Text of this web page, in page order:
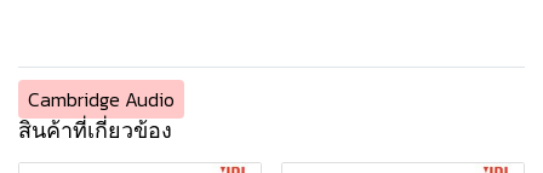
Cambridge Audio
สินค้าที่เกี่ยวข้อง